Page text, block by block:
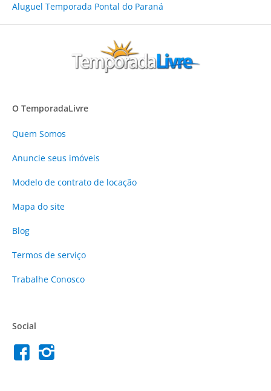
Aluguel Temporada Pontal do Paraná
O TemporadaLivre
Quem Somos
Anuncie seus imóveis
Modelo de contrato de locação
Mapa do site
Blog
Termos de serviço
Trabalhe Conosco
Social